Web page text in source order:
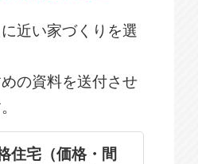
近い家づくりを選
の資料を送付させ
注文住宅
住宅（価格・間